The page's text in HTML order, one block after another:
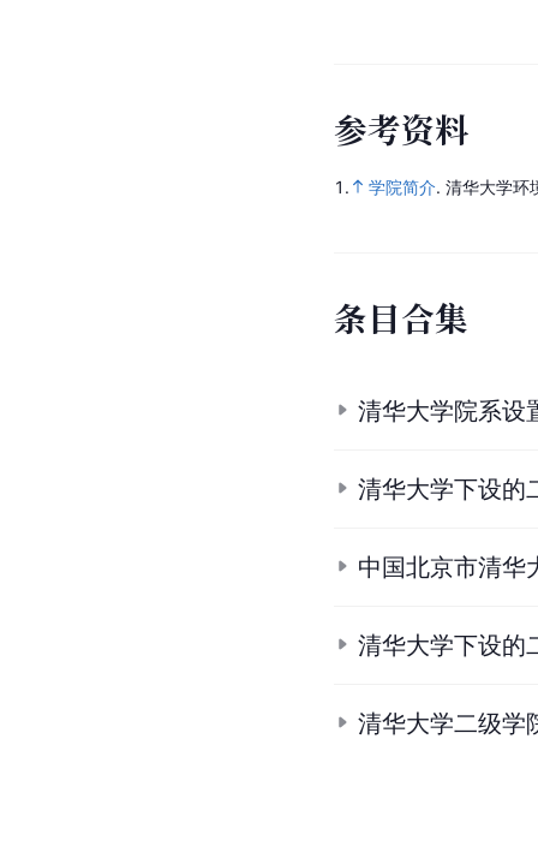
参考资料
1. 学院简介. 清华大学环
条目合集
清华大学院系设
清华大学下设的
中国北京市清华
清华大学下设的
清华大学二级学